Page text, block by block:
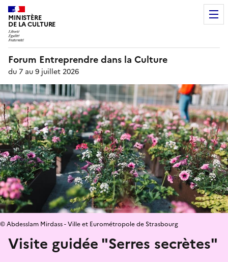
MINISTÈRE
DE LA CULTURE
Forum Entreprendre dans la Culture
du 7 au 9 juillet 2026
Visite guidée "Serres secrètes"
© Abdesslam Mirdass - Ville et Eurométropole de Strasbourg